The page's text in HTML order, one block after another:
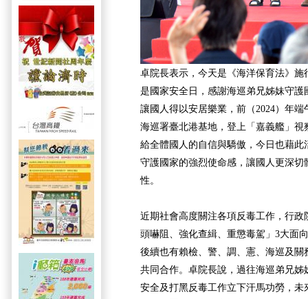
卓院長表示，今天是《海洋保育法》
是國家安全日，感謝海巡弟兄姊妹守
讓國人得以安居樂業，前（2024）年
海巡署臺北港基地，登上「嘉義艦」
給全體國人的自信與驕傲，今日也藉
守護國家的強烈使命感，讓國人更深
性。
近期社會高度關注各項反毒工作，行
頭嚇阻、強化查緝、重懲毒駕」3大面
後續也有賴檢、警、調、憲、海巡及
共同合作。卓院長說，過往海巡弟兄
安全及打黑反毒工作立下汗馬功勞，